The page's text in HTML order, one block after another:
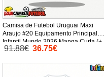
Camisa de Futebol Uruguai Maxi
Araujo #20 Equipamento Principal
Infantil Mundo 2026 Manga Curta (+
Calças curtas)
91.88€ 36.75€